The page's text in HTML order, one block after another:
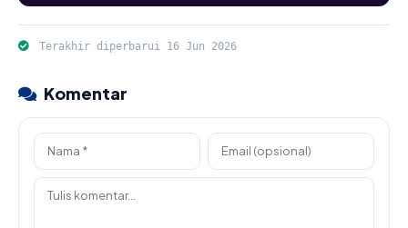
Terakhir diperbarui 16 Jun 2026
Komentar